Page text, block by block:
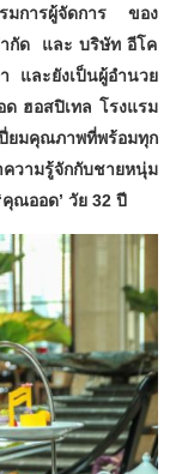
มการผู้จัดการ ของ
กัด และ บริษัท อีโค
และยังเป็นผู้อำนวย
ด ฮอสปิเทล โรงแรม
ยมคุณภาพที่พร้อมทุก
ามรู้จักกับชายหนุ่ม
ณออด’ วัย 32 ปี